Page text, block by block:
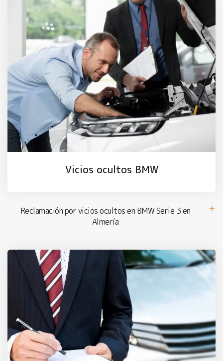
Vicios ocultos BMW
Reclamación por vicios ocultos en BMW Serie 3 en
Almería